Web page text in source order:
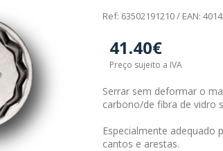
Ref: 63502191210 / EAN:
41.40€
Preço sujeito a IVA
Serrar sem deformar o
carbono/de fibra de vidro
Especialmente adequado
cantos e arestas.